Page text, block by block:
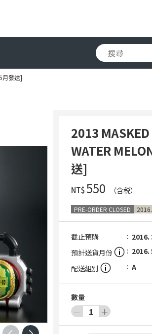
月發送]
2013
WATER
送]
NT$‌550 （含税）
PRE-ORDER CLOSED
截止預購
2016.
預計送貨月份
2016.
配送組別
A
數量
－ 1 ＋